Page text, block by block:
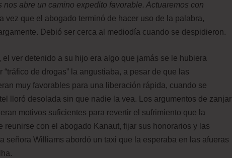
abre un camino expedito favorable. Actuaremos con
vez que el abogado terminó de hacer uso de la palabra,
Debió ser cerca al mediodía cuando se despidieron.
ver detenido a su hijo era algo que jamás se le hubiera
de drogas” la angustiaba, a pesar de que las
muy favorables para una liberación rápida, cuando se
lloró desolada sin que nadie la vea. Los argumentos de zanjar
motivos suficientes para revertir el sufrimiento que la
reunirse con el abogado Kanaut, fijar sus honorarios y las
señora Williams abordó un taxi que la esperaba en las afueras